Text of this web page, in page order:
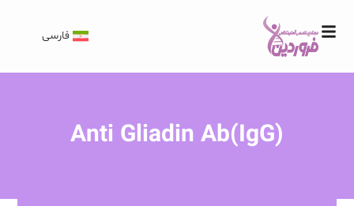
فارسی
Anti Gliadin Ab(IgG)